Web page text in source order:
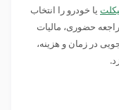
یا خودرو را انتخاب
حضوری، مالیات
در زمان و هزینه،